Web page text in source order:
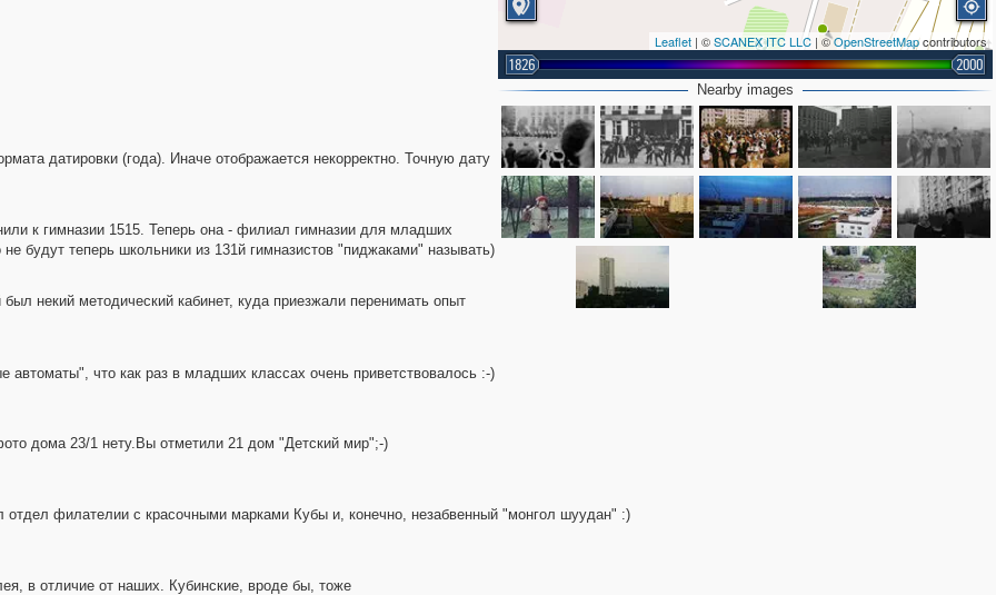
Leaflet | ©SCANEX ITC LLC | ©OpenStreetMapcontributors
1826 2000
Nearby images
датировки (года). Иначе отображается некорректно. Точную дату
к гимназии 1515. Теперь она - филиал гимназии для младших
будут теперь школьники из 131й гимназистов "пиджаками" называть)
некий методический кабинет, куда приезжали перенимать опыт
что как раз в младших классах очень приветствовалось :-)
дома 23/1 нету.Вы отметили 21 дом "Детский мир";-)
филателии с красочными марками Кубы и, конечно, незабвенный "монгол шуудан" :)
в отличие от наших. Кубинские, вроде бы, тоже